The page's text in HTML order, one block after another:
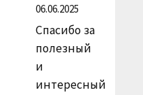
06.06.2025
Спасибо за
полезный
и
интересный